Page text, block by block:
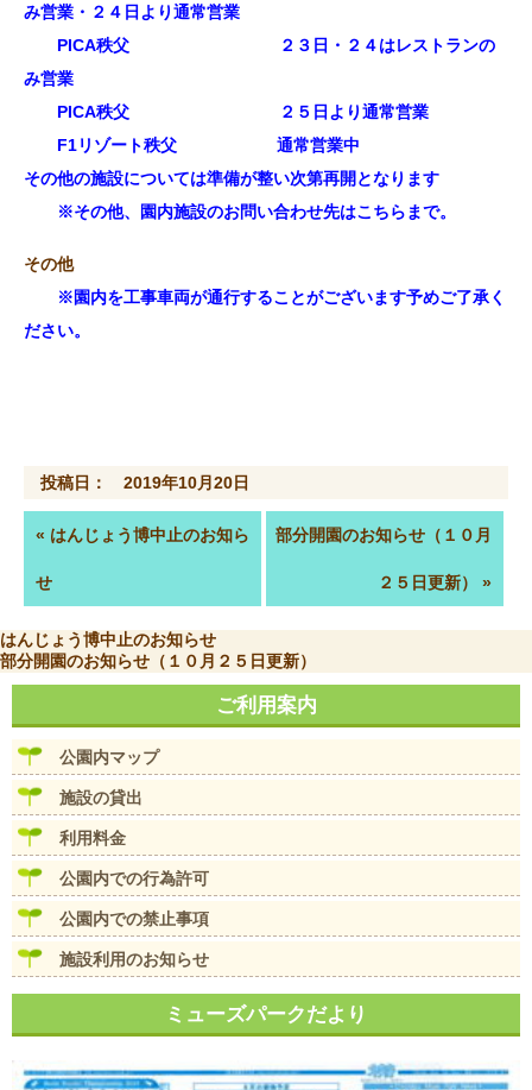
み営業・２４日より通常営業
PICA秩父 ２３日・２４はレストランの
み営業
PICA秩父 ２５日より通常営業
F1リゾート秩父 通常営業中
その他の施設については準備が整い次第再開となります
※その他、園内施設のお問い合わせ先はこちらまで。
その他
※園内を工事車両が通行することがございます予めご了承く
ださい。
投稿日： 2019年10月20日
« はんじょう博中止のお知ら
せ
部分開園のお知らせ（１０月
２５日更新） »
投
稿
ナ
ゲ
前
の
投
はんじょう博中止のお知らせ
次
の
稿:
部分開園のお知らせ（１０月２５日更新）
ご利用案内
公園内マップ
施設の貸出
利用料金
公園内での行為許可
公園内での禁止事項
施設利用のお知らせ
ミューズパークだより